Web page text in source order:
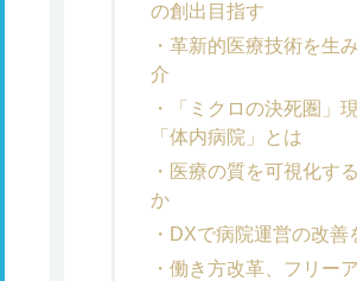
の創出目指す
革新的医療技術を生
介
「ミクロの決死圏」
「体内病院」とは
医療の質を可視化す
か
DXで病院運営の改
働き方改革、フリー